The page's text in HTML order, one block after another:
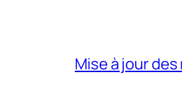
Mise à jour